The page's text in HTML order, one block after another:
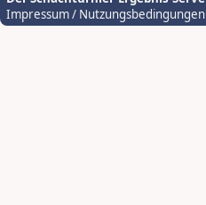
Impressum / Nutzungsbedingungen